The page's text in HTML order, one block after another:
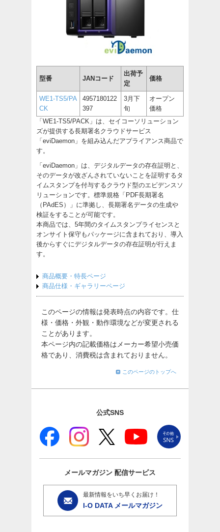
型番 JANコード
出荷予
定
価格
WE1-TS5/PA
CK
4957180122
397
3月下
旬
オープン
価格
「WE1-TS5/PACK」は、セイコーソリューション
ズが提供する長期署名クラウドサービス
「eviDaemon」を組み込んだアプライアンス商品で
す。
「eviDaemon」は、デジタルデータの存在証明と、
そのデータが改ざんされていないことを証明するタ
イムスタンプを付与するクラウド型のエビデンスソ
リューションです。標準規格「PDF長期署名
（PAdES）」に準拠し、長期署名データの生成や
検証をすることが可能です。
本商品では、5年間のタイムスタンプライセンスと
オンサイト保守もパッケージに含まれており、導入
後からすぐにデジタルデータの存在証明が行えま
す。
商品概要・特長ページ
商品仕様・ギャラリーページ
このページの情報は発表時点の内容です。仕
様・価格・外観・動作環境などが変更される
ことがあります。
本ページ内の記載価格はメーカー希望小売価
格であり、消費税は含まれておりません。
このページのトップへ
公式SNS
メールマガジン 配信サービス
最新情報をいち早くお届け！
I-O DATA メールマガジン